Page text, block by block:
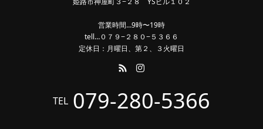
営業時間…9時〜19時
tell…０７９−２８０−５３６６
定休日：月曜日、第２、３火曜日
TEL 079-280-5366